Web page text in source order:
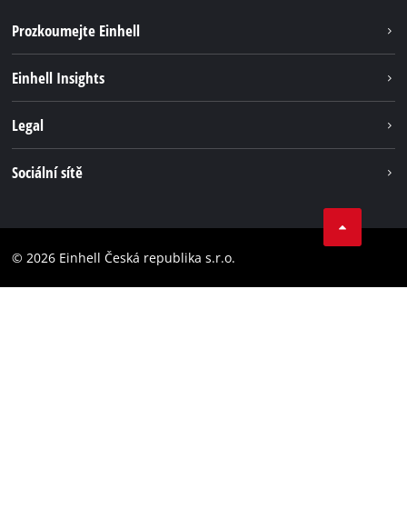
Prozkoumejte Einhell
Systém akumulátorů
Einhell Insights
Legal
Prohlášení o přístupnosti
Sociální sítě
Instagram
© 2026 Einhell Česká republika s.r.o.